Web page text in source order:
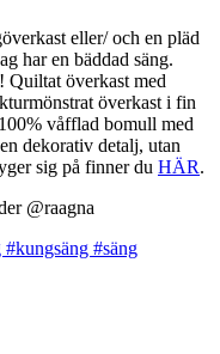
eller/ och en pläd
har en bäddad säng.
Quiltat överkast med
överkast i fin
våfflad bomull med
dekorativ detalj, utan
sig på finner du HÄR.
@raagna
#kungsäng #säng